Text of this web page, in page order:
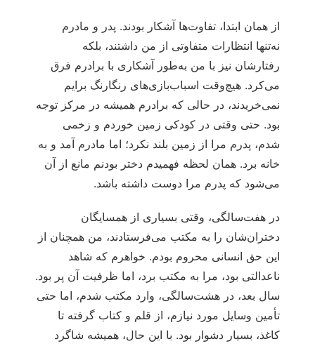
از همان ابتدا، تفاوت‌ها آشکار بودند. پدر و مادرم
نه‌تنها انتظارات متفاوتی از من داشتند، بلکه
رفتارشان نیز با من به‌طور آشکاری با برادرم فرق
می‌کرد. هیچ‌وقت اسباب‌بازی‌های رنگارنگ برایم
نمی‌خریدند، در حالی که برادرم همیشه در مرکز توجه
بود. حتی وقتی در کودکی زمین خوردم و زخمی
شدم، پدرم مرا از زمین بلند نکرد؛ اما مادرم آمد و به
خانه برد. همان لحظه فهمیدم دختر بودنم مانع از آن
می‌شود که پدرم مرا دوست داشته باشد.
در هفت‌سالگی، وقتی بسیاری از همسایگان
دختران‌شان را به مکتب می‌فرستادند، من همچنان از
این حق انسانی محروم بودم. خواهرم که شاهد
ناعدالتی بود، مرا به مکتب برد، اما ظرفیت آن پر بود.
سال بعد، در هشت‌سالگی، وارد مکتب شدم، اما حتی
تأمین وسایل مورد نیازم، از قلم و کتاب گرفته تا
کاغذ، بسیار دشوار بود. با این حال، همیشه شاگرد